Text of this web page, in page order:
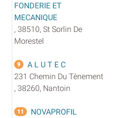
FONDERIE ET
MECANIQUE
, 38510, St Sorlin De
Morestel
9
A L U T E C
231 Chemin Du Tènement
, 38260, Nantoin
11
NOVAPROFIL